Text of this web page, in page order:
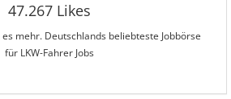
47.267 Likes
mehr. Deutschlands beliebteste Jobbörse
für LKW-Fahrer Jobs